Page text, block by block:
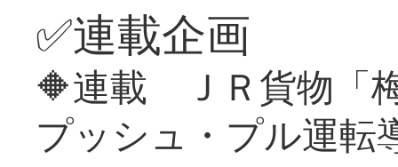
✅連載企画
🔶連載 ＪＲ貨物「
プッシュ・プル運転